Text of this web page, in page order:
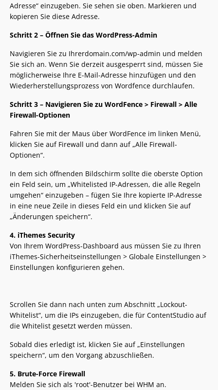
Adresse“ einzugeben. Sie sehen sie oben. Markieren und
kopieren Sie diese Adresse.
Schritt 2 – Öffnen Sie das WordPress-Admin
Navigieren Sie zu Ihrerdomain.com/wp-admin und melden
Sie sich an. Wenn Sie derzeit ausgesperrt sind, müssen Sie
möglicherweise Ihre E-Mail-Adresse hinzufügen und den
Wiederherstellungsprozess von Wordfence durchlaufen.
Schritt 3 – Navigieren Sie zu WordFence > Firewall > Alle
Firewall-Optionen
Fahren Sie mit der Maus über WordFence im linken Menü,
klicken Sie auf Firewall und dann auf „Alle Firewall-
Optionen“.
In dem sich öffnenden Bildschirm sollte die oberste Option
ein Feld sein, um „Whitelisted IP-Adressen, die alle Regeln
umgehen“ einzugeben – fügen Sie Ihre kopierte IP-Adresse
in eine neue Zeile in dieses Feld ein und klicken Sie auf
„Änderungen speichern“.
4. iThemes Security
Von Ihrem WordPress-Dashboard aus müssen Sie zu Ihren
iThemes-Sicherheitseinstellungen > Globale Einstellungen >
Einstellungen konfigurieren gehen.
Scrollen Sie dann nach unten zum Abschnitt „Lockout-
Whitelist“, um die IPs einzugeben, die für ContentStudio auf
die Whitelist gesetzt werden müssen.
Sobald dies erledigt ist, klicken Sie auf „Einstellungen
speichern“, um den Vorgang abzuschließen.
5. Brute-Force Firewall
Melden Sie sich als 'root'-Benutzer bei WHM an.